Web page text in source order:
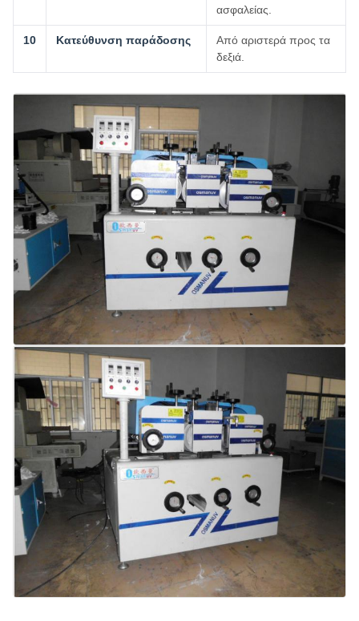
ασφαλείας.
10 Κατεύθυνση παράδοσης
Από αριστερά προς τα
δεξιά.